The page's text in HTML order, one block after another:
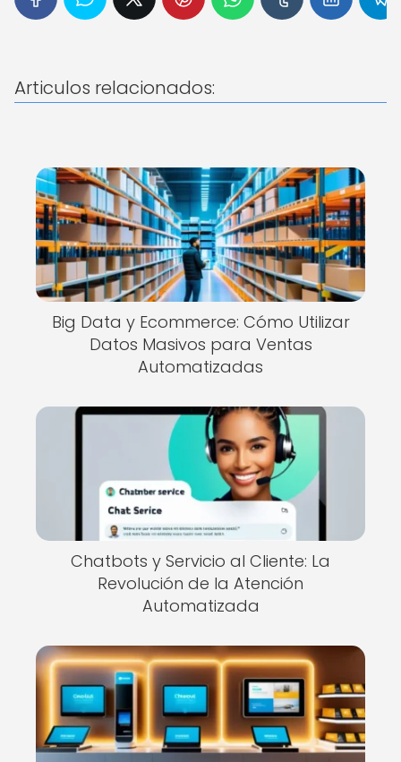
Articulos relacionados:
Big Data y Ecommerce: Cómo Utilizar
Datos Masivos para Ventas
Automatizadas
Chatbots y Servicio al Cliente: La
Revolución de la Atención
Automatizada